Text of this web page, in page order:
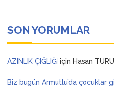
SON YORUMLAR
AZINLIK ÇIĞLIĞI için Hasan
Biz bugün Armutlu’da çocuklar